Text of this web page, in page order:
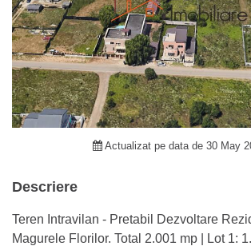
Actualizat pe data de 30 May
Descriere
Teren Intravilan - Pretabil Dezvoltare
Magurele Florilor. Total 2.001 mp | Lot 1: